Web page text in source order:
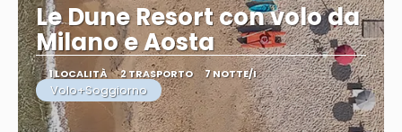
Le Dune Resort con volo da
Milano e Aosta
1 LOCALITÀ 2 TRASPORTO 7 NOTTE/I
Volo+Soggiorno